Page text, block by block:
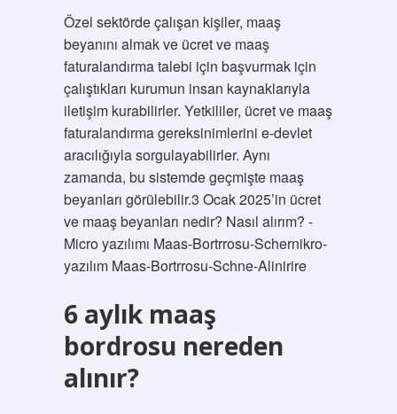
Özel sektörde çalışan kişiler, maaş
beyanını almak ve ücret ve maaş
faturalandırma talebi için başvurmak için
çalıştıkları kurumun insan kaynaklarıyla
iletişim kurabilirler. Yetkililer, ücret ve maaş
faturalandırma gereksinimlerini e-devlet
aracılığıyla sorgulayabilirler. Aynı
zamanda, bu sistemde geçmişte maaş
beyanları görülebilir.3 Ocak 2025’in ücret
ve maaş beyanları nedir? Nasıl alırım? -
Micro yazılımı Maas-Bortrrosu-Schernikro-
yazılım Maas-Bortrrosu-Schne-Alinirire
6 aylık maaş
bordrosu nereden
alınır?